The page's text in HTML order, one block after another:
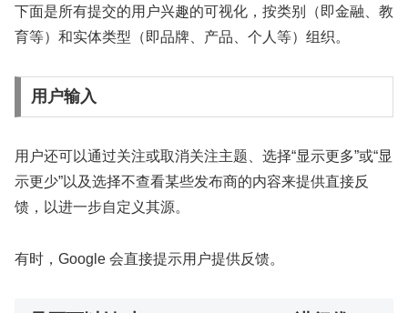
下面是所有提交的用户兴趣的可视化，按类别（即金融、教
育等）和实体类型（即品牌、产品、个人等）组织。
用户输入
用户还可以通过关注或取消关注主题、选择“显示更多”或“显
示更少”以及选择不查看某些发布商的内容来提供直接反
馈，以进一步自定义其源。
有时，Google 会直接提示用户提供反馈。